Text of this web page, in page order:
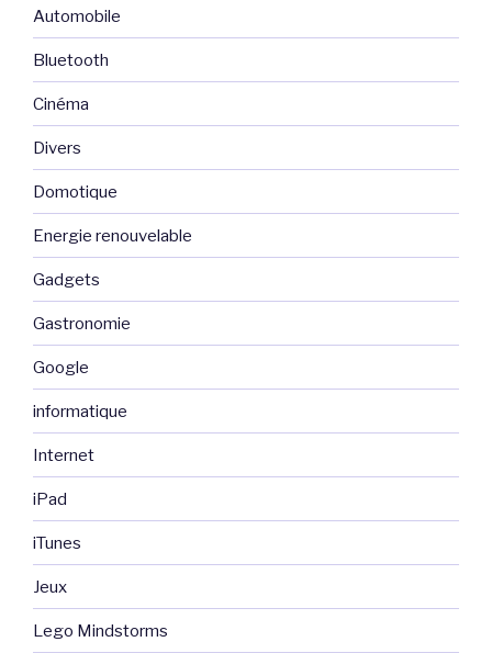
Automobile
Bluetooth
Cinéma
Divers
Domotique
Energie renouvelable
Gadgets
Gastronomie
Google
informatique
Internet
iPad
iTunes
Jeux
Lego Mindstorms